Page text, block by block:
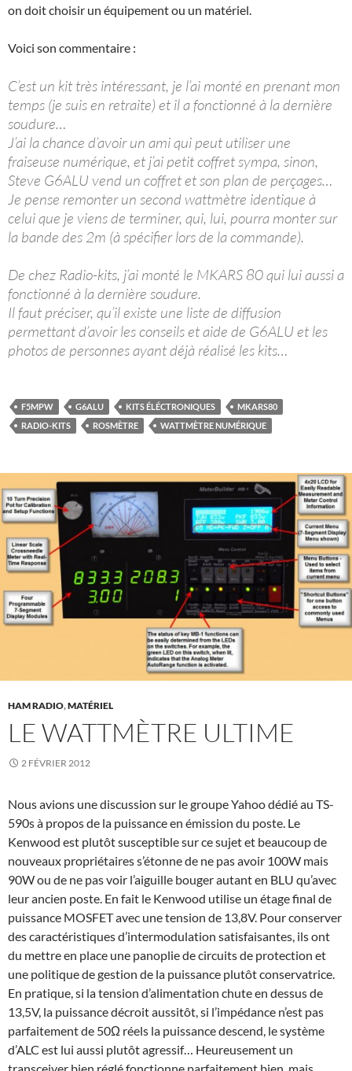
on doit choisir un équipement ou un matériel.
Voici son commentaire :
C’est un kit très intéressant, je l’ai monté en prenant mon
temps (je suis en retraite) et il a fonctionné à la dernière
soudure…
J’ai la chance d’avoir un ami qui peut utiliser une
fraiseuse numérique, et j’ai petit coffret sympa, sinon,
Steve G6ALU vend un coffret et son plan de perçages…
Je pense remonter un second wattmètre identique à
celui que je viens de terminer, qui, lui, pourra monter sur
la bande des 2m (à spécifier lors de la commande).
De chez Radio-kits, j’ai monté le MKARS 80 qui lui aussi a
fonctionné à la dernière soudure.
Il faut préciser, qu’il existe une liste de diffusion
permettant d’avoir les conseils et aide de G6ALU et les
photos de personnes ayant déjà réalisé les kits…
F5MPW G6ALU KITS ÉLÉCTRONIQUES
MKARS80
RADIO-KITS
ROSMÈTRE WATTMÈTRE NUMÉRIQUE
HAM RADIO,MATÉRIEL
LE WATTMÈTRE ULTIME
2 FÉVRIER 2012
Nous avions une discussion sur le groupe Yahoo dédié au TS-
590s à propos de la puissance en émission du poste. Le
Kenwood est plutôt susceptible sur ce sujet et beaucoup de
nouveaux propriétaires s’étonne de ne pas avoir 100W mais
90W ou de ne pas voir l’aiguille bouger autant en BLU qu’avec
leur ancien poste. En fait le Kenwood utilise un étage final de
puissance MOSFET avec une tension de 13,8V. Pour conserver
des caractéristiques d’intermodulation satisfaisantes, ils ont
du mettre en place une panoplie de circuits de protection et
une politique de gestion de la puissance plutôt conservatrice.
En pratique, si la tension d’alimentation chute en dessus de
13,5V, la puissance décroit aussitôt, si l’impédance n’est pas
parfaitement de 50Ω réels la puissance descend, le système
d’ALC est lui aussi plutôt agressif… Heureusement un
transceiver bien réglé fonctionne parfaitement bien, mais